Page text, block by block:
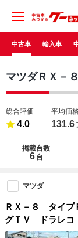
中古車 輸入車
マツダＲＸ－
総合評価
4.0
平均価
131.6
掲載台数
6 台
マツダ
ＲＸ－８ タイ
グＴＶ ドラレコ
ート スマートキ